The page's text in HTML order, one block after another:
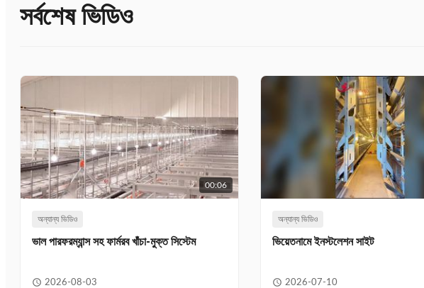
সর্বশেষ ভিডিও
00:06
অন্যান্য ভিডিও
ভাল পারফরম্যান্স সহ ফার্মরব খাঁচা-মুক্ত সিস্টেম
2026-08-03
অন্যান্য ভিডিও
ভিয়েতনামে ইনস্টলেশন সাইট
2026-07-10